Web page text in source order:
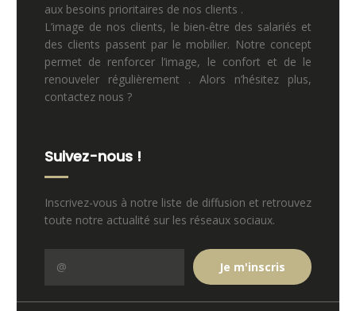
aux besoins prioritaires de nos clients .
L’image de nos clients, le bien-être des salariés et
des clients passent par le mobilier. Notre concept
permet de renforcer l’image, le confort et de le
renouveler régulièrement . Alors n’hésitez plus,
contactez nous ?
Suivez-nous !
Inscrivez-vous à notre liste de diffusion et retrouvez
toute notre actualité sur les réseaux sociaux.